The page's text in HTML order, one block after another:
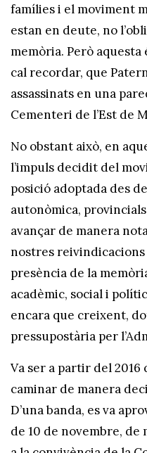
famílies i el moviment
estan en deute, no
memòria. Però
cal recordar, que
assassinats en una
Cementeri de l’Est de
No obstant això, en
l’impuls decidit del
posició adoptada des
autonòmica,
avançar de manera
nostres
presència de la
acadèmic, social i
encara que creixent,
pressupostària per
Va ser a partir del 2016
caminar de manera
D’una banda, es va
de 10 de novembre,